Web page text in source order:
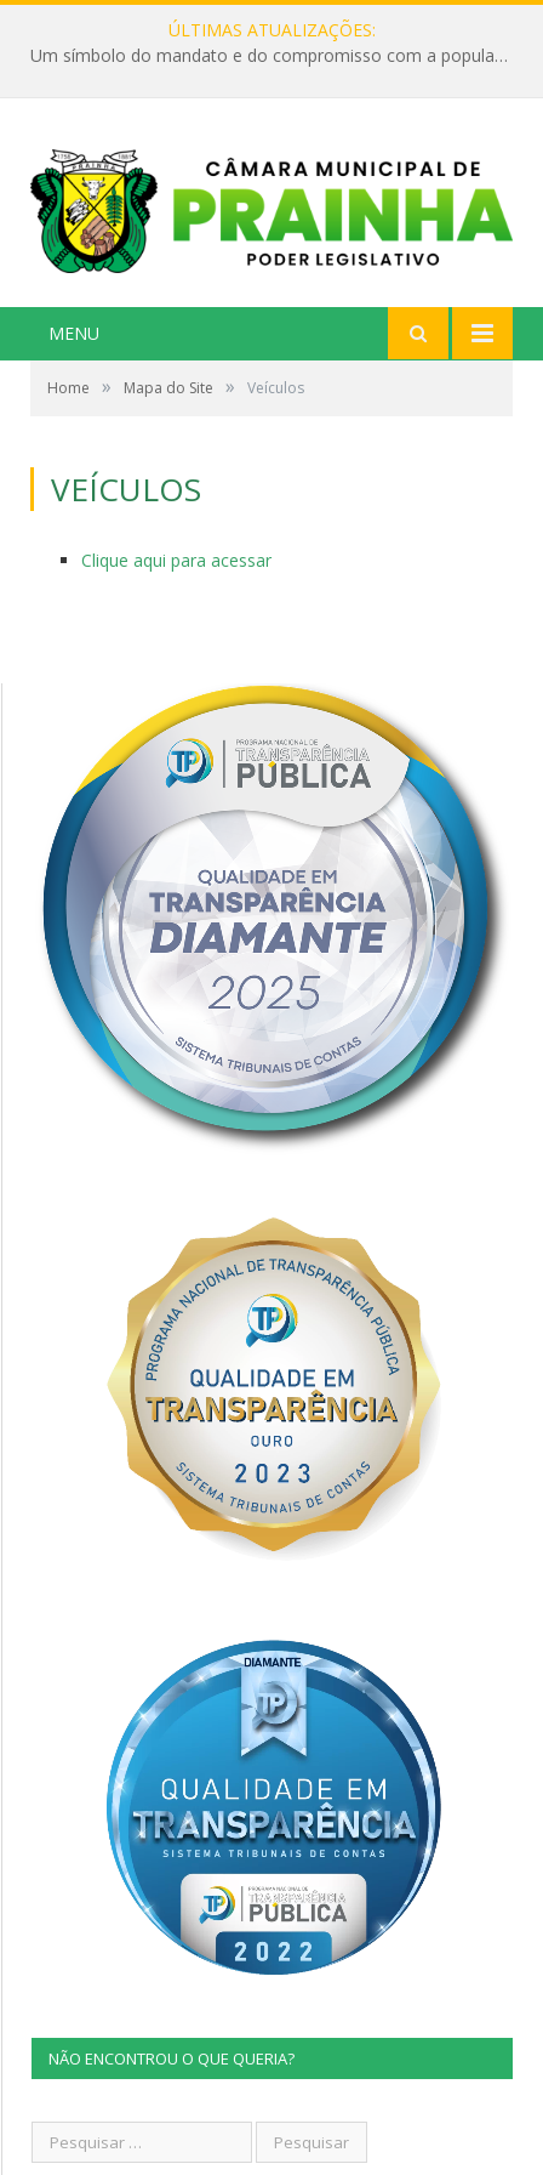
ÚLTIMAS ATUALIZAÇÕES:
Um símbolo do mandato e do compromisso com a população
MENU
Home » Mapa do Site » Veículos
VEÍCULOS
Clique aqui para acessar
NÃO ENCONTROU O QUE QUERIA?